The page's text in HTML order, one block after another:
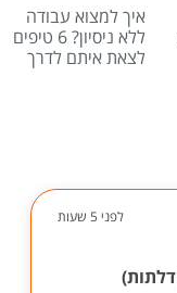
איך למצוא עבודה
ללא ניסיון? 6 טיפים
לצאת איתם לדרך
לפני 5 שעות